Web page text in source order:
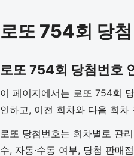
로또 754회 당
로또 754회 당첨번호
이 페이지에서는 로또 754회
인하고, 이전 회차와 다음 회
로또 당첨번호는 회차별로 관
수, 자동·수동 여부, 당첨 판매